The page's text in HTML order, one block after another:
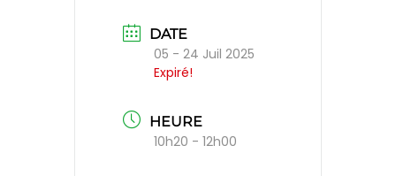
DATE
05 - 24 Juil 2025
Expiré!
HEURE
10h20 - 12h00